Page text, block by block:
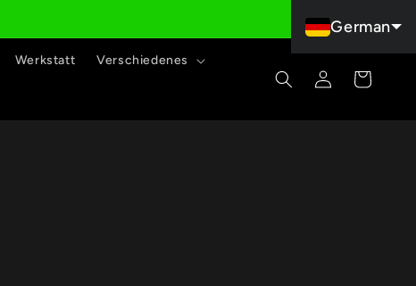
Werkstatt Verschiedenes
EinloggenWarenkorb
German